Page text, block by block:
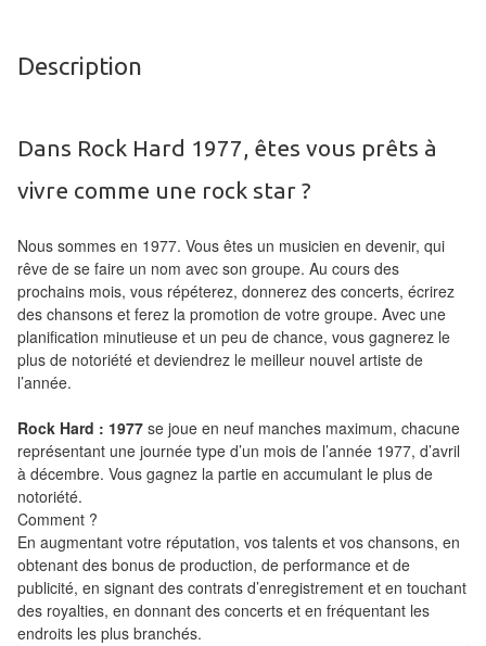
Jeux
Jeux
cartes
à
Collectionner
(TCG)
Les
Pour
les
enfants
Pour
la
famille
Description
Dans Rock Hard 1977, êtes vous prêts à
vivre comme une rock star ?
Nous sommes en 1977. Vous êtes un musicien en devenir, qui
rêve de se faire un nom avec son groupe. Au cours des
prochains mois, vous répéterez, donnerez des concerts, écrirez
des chansons et ferez la promotion de votre groupe. Avec une
planification minutieuse et un peu de chance, vous gagnerez le
plus de notoriété et deviendrez le meilleur nouvel artiste de
l’année.
Rock Hard : 1977 se joue en neuf manches maximum, chacune
représentant une journée type d’un mois de l’année 1977, d’avril
à décembre. Vous gagnez la partie en accumulant le plus de
notoriété.
Comment ?
En augmentant votre réputation, vos talents et vos chansons, en
obtenant des bonus de production, de performance et de
publicité, en signant des contrats d’enregistrement et en touchant
des royalties, en donnant des concerts et en fréquentant les
endroits les plus branchés.